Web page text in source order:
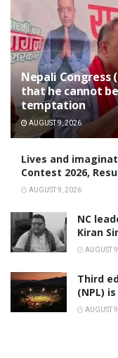
Nepali Congress
that he cannot
temptation
AUGUST 9, 2026
Lives and
Contest 2026,
AUGUST 9, 2026
NC
Kiran
AUGUST
Third
(NPL)
AUGUST